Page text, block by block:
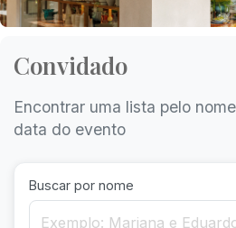
Convidado
Encontrar uma lista pelo
data do evento
Buscar por nome